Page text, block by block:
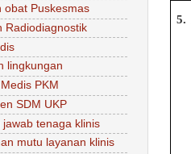
5.
obat Puskesmas
Radiodiagnostik
lingkungan
PKM
SDM UKP
tenaga klinis
mutu layanan klinis